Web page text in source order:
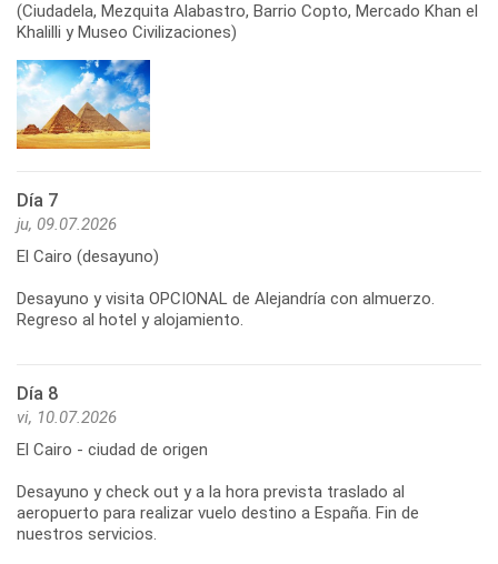
(Ciudadela, Mezquita Alabastro, Barrio Copto, Mercado Khan el
Khalilli y Museo Civilizaciones)
Día 7
ju, 09.07.2026
El Cairo (desayuno)
Desayuno y visita OPCIONAL de Alejandría con almuerzo.
Regreso al hotel y alojamiento.
Día 8
vi, 10.07.2026
El Cairo - ciudad de origen
Desayuno y check out y a la hora prevista traslado al
aeropuerto para realizar vuelo destino a España. Fin de
nuestros servicios.